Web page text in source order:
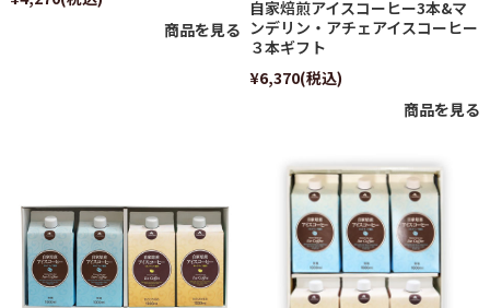
商品を見る
自家焙煎アイスコーヒー3本&マ
ンデリン・アチェアイスコーヒー
３本ギフト
¥6,370(税込)
商品を見る